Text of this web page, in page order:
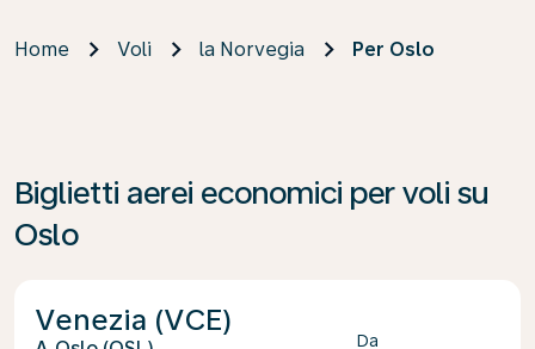
Home Voli la Norvegia Per Oslo
Biglietti aerei economici per voli su
Oslo
Venezia (VCE)
Da